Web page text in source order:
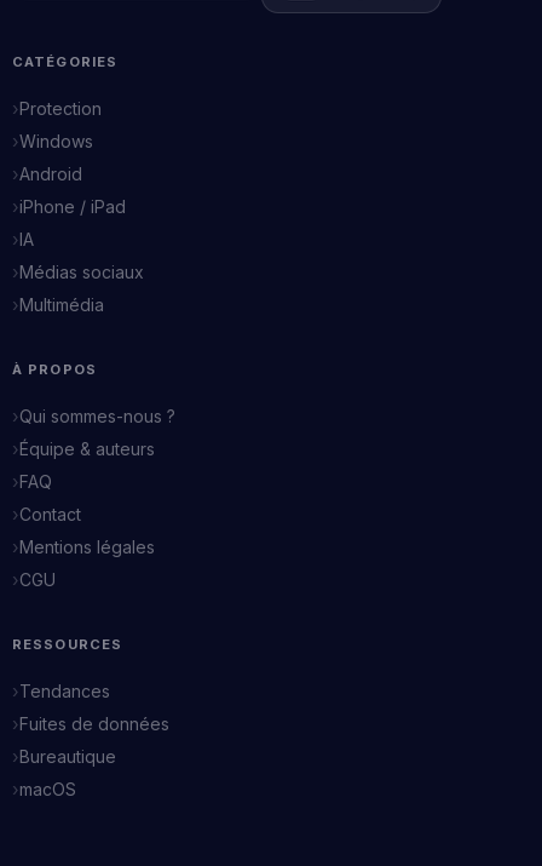
CATÉGORIES
Protection
Windows
Android
iPhone / iPad
IA
Médias sociaux
Multimédia
À PROPOS
Qui sommes-nous ?
Équipe & auteurs
FAQ
Contact
Mentions légales
CGU
RESSOURCES
Tendances
Fuites de données
Bureautique
macOS